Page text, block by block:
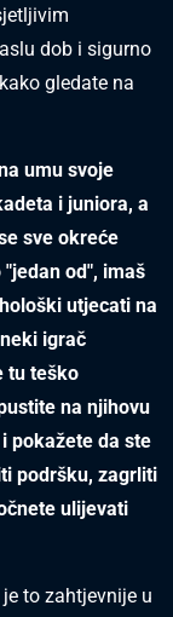
dob i sigurno
gledate na
umu svoje
i juniora, a
sve okreće
od", imaš
utjecati na
igrač
tu teško
na njihovu
pokažete da ste
podršku, zagrliti
ulijevati
to zahtjevnije u